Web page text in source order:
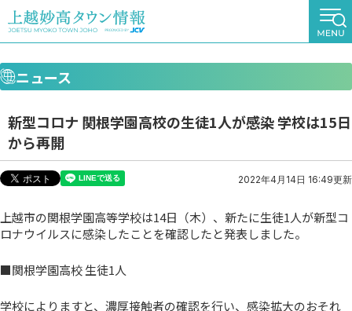
ニュース
新型コロナ 関根学園高校の生徒1人が感染 学校は15日
から再開
2022年4月14日 16:49更新
上越市の関根学園高等学校は14日（木）、新たに生徒1人が新型コ
ロナウイルスに感染したことを確認したと発表しました。
■関根学園高校 生徒1人
学校によりますと、濃厚接触者の確認を行い、感染拡大のおそれ